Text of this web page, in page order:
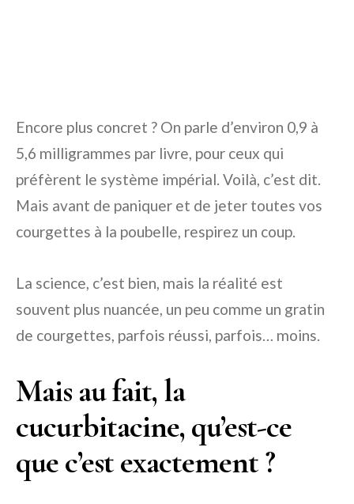
Encore plus concret ? On parle d’environ 0,9 à
5,6 milligrammes par livre, pour ceux qui
préfèrent le système impérial. Voilà, c’est dit.
Mais avant de paniquer et de jeter toutes vos
courgettes à la poubelle, respirez un coup.
La science, c’est bien, mais la réalité est
souvent plus nuancée, un peu comme un gratin
de courgettes, parfois réussi, parfois… moins.
Mais au fait, la
cucurbitacine, qu’est-ce
que c’est exactement ?